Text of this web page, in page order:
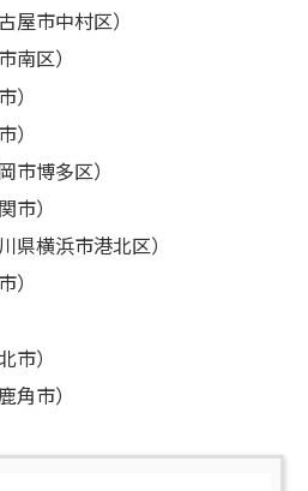
屋市中村区）
南区）
市博多区）
市）
県横浜市港北区）
市）
角市）